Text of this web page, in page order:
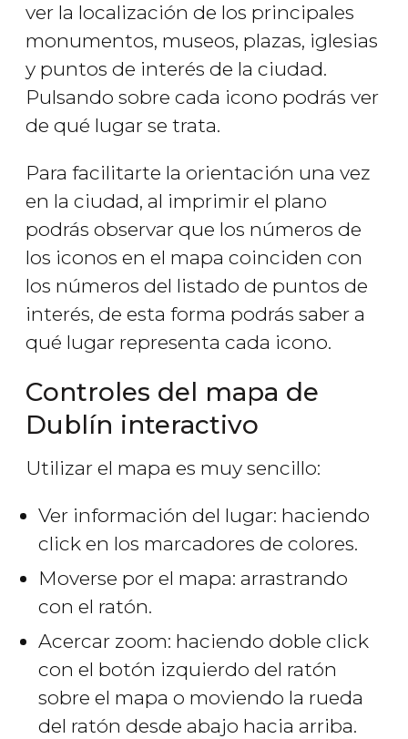
ver la localización de los principales
monumentos, museos, plazas, iglesias
y puntos de interés de la ciudad.
Pulsando sobre cada icono podrás ver
de qué lugar se trata.
Para facilitarte la orientación una vez
en la ciudad, al imprimir el plano
podrás observar que los números de
los iconos en el mapa coinciden con
los números del listado de puntos de
interés, de esta forma podrás saber a
qué lugar representa cada icono.
Controles del mapa de
Dublín interactivo
Utilizar el mapa es muy sencillo:
Ver información del lugar: haciendo
click en los marcadores de colores.
Moverse por el mapa: arrastrando
con el ratón.
Acercar zoom: haciendo doble click
con el botón izquierdo del ratón
sobre el mapa o moviendo la rueda
del ratón desde abajo hacia arriba.